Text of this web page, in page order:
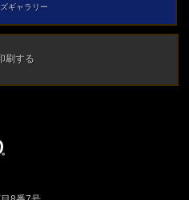
ギャラリー
刷する